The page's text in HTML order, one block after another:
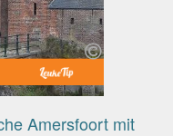
Amersfoort mit